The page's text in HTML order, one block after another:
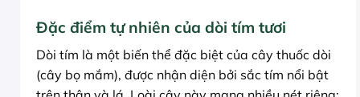
Đặc điểm tự nhiên của dòi tím tươi
Dòi tím là một biến thể đặc biệt của cây thuốc dòi
(cây bọ mắm), được nhận diện bởi sắc tím nổi bật